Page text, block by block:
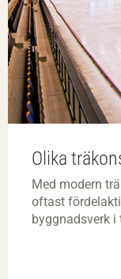
Olika
Med modern
oftast
byggnadsverk i